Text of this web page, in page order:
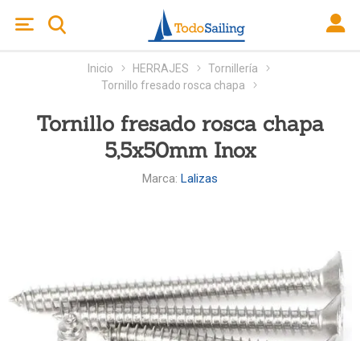
Inicio HERRAJES
Tornillería
Tornillo fresado rosca chapa
Tornillo fresado rosca chapa
5,5x50mm Inox
Marca: Lalizas